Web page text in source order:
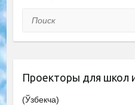
Поиск
Проекторы для школ
(Ўзбекча)